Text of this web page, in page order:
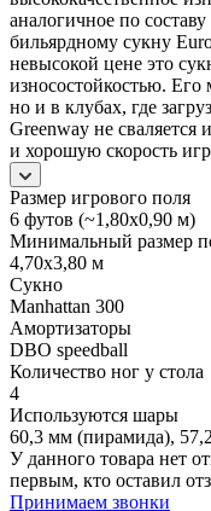
аналогичное по
бильярдному сукну
невысокой цене это
износостойкостью. Его
но и в клубах, где
Greenway не сваляется
и хорошую скорость
Размер игрового поля
6 футов (~1,80х0,90 м)
Минимальный размер
4,70х3,80 м
Сукно
Manhattan 300
Амортизаторы
DBO speedball
Количество ног у стола
4
Используются шары
60,3 мм (пирамида),
У данного товара нет
первым, кто оставил
Принимаем звонки